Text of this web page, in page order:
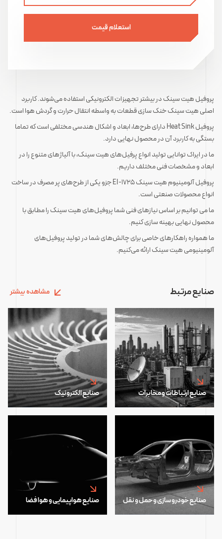
استعلام قیمت
پروفیل هیت سینک در بیشتر تجهیزات الکترونیکی استفاده می‌شوند. کاربرد
اصلی هیت سینک خنک سازی قطعات به واسطه انتقال حرارت و گردش هوا است.
پروفیل‌ Heat Sink دارای طرح‌ها، ابعاد و اشکال هندسی مختلفی است که تماما
بستگی به کاربرد آن در محصول نهایی دارد.
ما در ایراک توانایی تولید انواع پرفیل‌های هیت سینک، با آلیاژهای متنوع را در
ابعاد و مشخصات فنی مختلف داریم.
پروفیل آلومینیوم هیت سینک EI-1725 جزو یکی از طرح‌های پر مصرف در ساخت
انواع محصولات صنعتی است.
ما می توانیم بر اساس نیازهای فنی شما پروفیل‌های هیت سینک را مطابق با
محصول نهایی بهینه سازی کنیم.
ما همواره راهکارهای خاصی برای چالش‌های شما در تولید پروفیل‌های
آلومینیومی هیت سینک ارائه می‌کنیم.
صنایع مرتبط مشاهده بیشتر
صنایع ارتباطات و مخابرات صنایع الکترونیک
صنایع خودرو سازی و حمل و نقل صنایع هواپیمایی و هوا فضا